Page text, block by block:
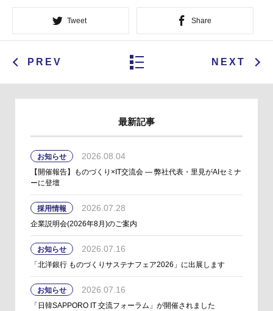
Tweet Share
PREV NEXT
最新記事
お知らせ 2026.08.04
【開催報告】ものづくり×IT交流会 ― 弊社代表・里見がAIセミナ
ーに登壇
採用情報 2026.07.28
企業説明会(2026年8月)のご案内
お知らせ 2026.07.16
「北洋銀行 ものづくりサステナフェア2026」に出展します
お知らせ 2026.07.16
「日韓SAPPORO IT 交流フォーラム」が開催されました